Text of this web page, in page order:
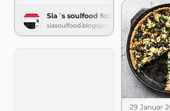
Sia´s soulfood foodblog
siasoulfood.blogspot.com
29 Januar